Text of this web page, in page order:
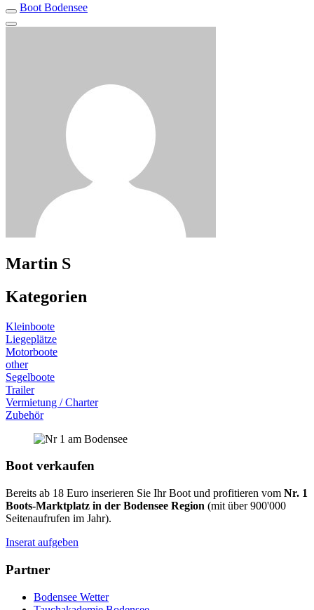
Boot Bodensee
Martin S
Kategorien
Kleinboote
Liegeplätze
Motorboote
other
Segelboote
Trailer
Vermietung / Charter
Zubehör
Boot verkaufen
Bereits ab 18 Euro inserieren Sie Ihr Boot und profitieren vom Nr. 1
Boots-Marktplatz in der Bodensee Region (mit über 900'000
Seitenaufrufen im Jahr).
Inserat aufgeben
Partner
Bodensee Wetter